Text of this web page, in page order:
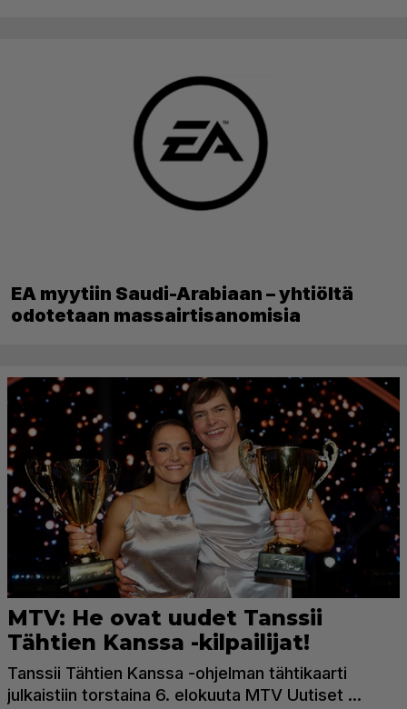
EA myytiin Saudi-Arabiaan – yhtiöltä
odotetaan massairtisanomisia